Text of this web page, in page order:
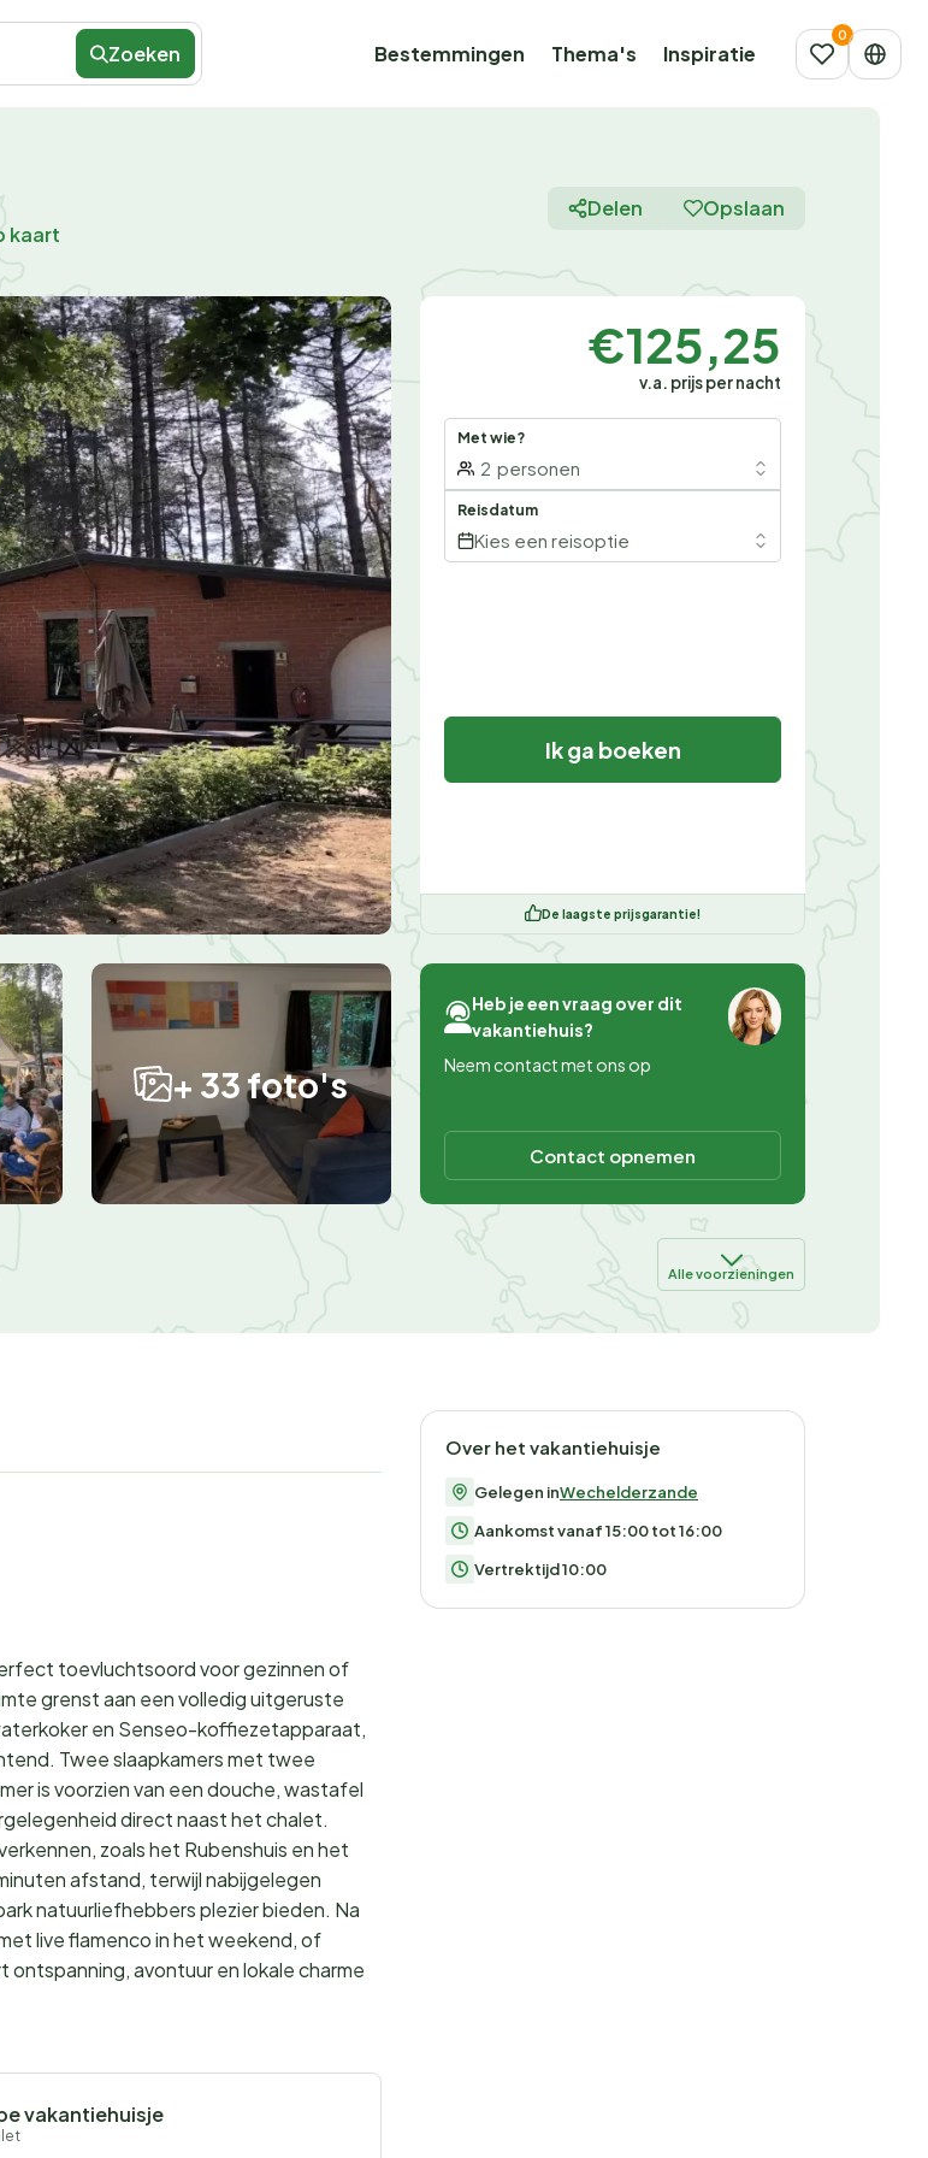
Zoeken Bestemmingen Thema's Inspiratie
kaart
Delen Opslaan
+ 33 foto's
€125,25
v.a. prijs per nacht
Met wie?
2 personen
Reisdatum
Kies een reisoptie
Ik ga boeken
De laagste prijsgarantie!
Heb je een vraag over dit
vakantiehuis?
Neem contact met ons op
Contact opnemen
Alle voorzieningen
toevluchtsoord voor gezinnen of
grenst aan een volledig uitgeruste
en Senseo-koffiezetapparaat,
Twee slaapkamers met twee
is voorzien van een douche, wastafel
direct naast het chalet.
zoals het Rubenshuis en het
afstand, terwijl nabijgelegen
natuurliefhebbers plezier bieden. Na
live flamenco in het weekend, of
avontuur en lokale charme
vakantiehuisje
Over het vakantiehuisje
Gelegen inWechelderzande
Aankomst vanaf 15:00 tot 16:00
Vertrektijd 10:00